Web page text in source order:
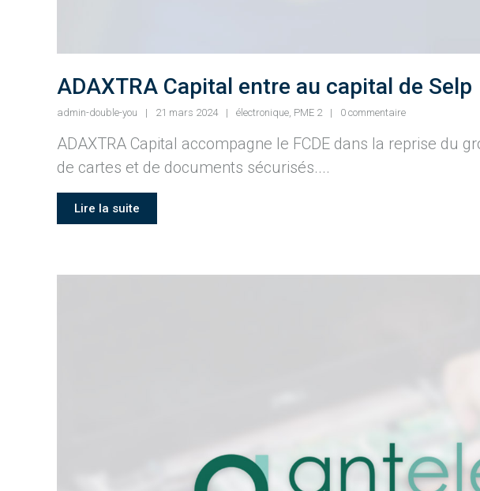
ADAXTRA Capital entre au capital de Selp
admin-double-you 21 mars 2024 électronique, PME 2 0 commentaire
ADAXTRA Capital accompagne le FCDE dans la reprise du
de cartes et de documents sécurisés....
Lire la suite